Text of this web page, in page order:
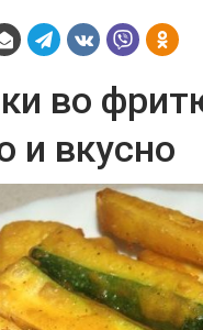
во
и вкусно